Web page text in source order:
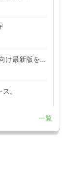
け最新版を...
。
一覧